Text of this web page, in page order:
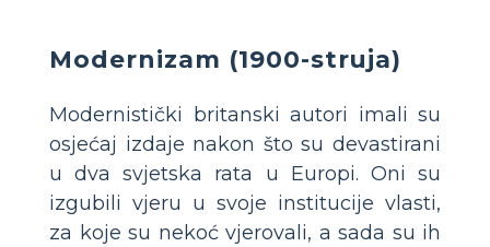
Modernizam (1900-struja)
Modernistički britanski autori imali su
osjećaj izdaje nakon što su devastirani
u dva svjetska rata u Europi. Oni su
izgubili vjeru u svoje institucije vlasti,
za koje su nekoć vjerovali, a sada su ih